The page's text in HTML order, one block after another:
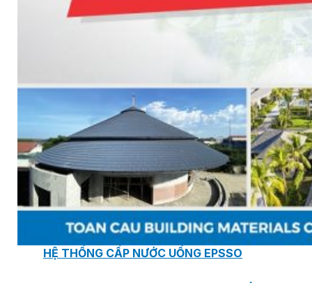
BƠM TRỤC NGANG RỜI TRỤC DSV EPSSO
BƠM CHÌM THOÁT NƯỚC EPSSO
HỆ THỐNG BƠM NÂNG NƯỚC THẢI VỆ SINH
HỆ THỐNG CẤP NƯỚC UỐNG EPSSO